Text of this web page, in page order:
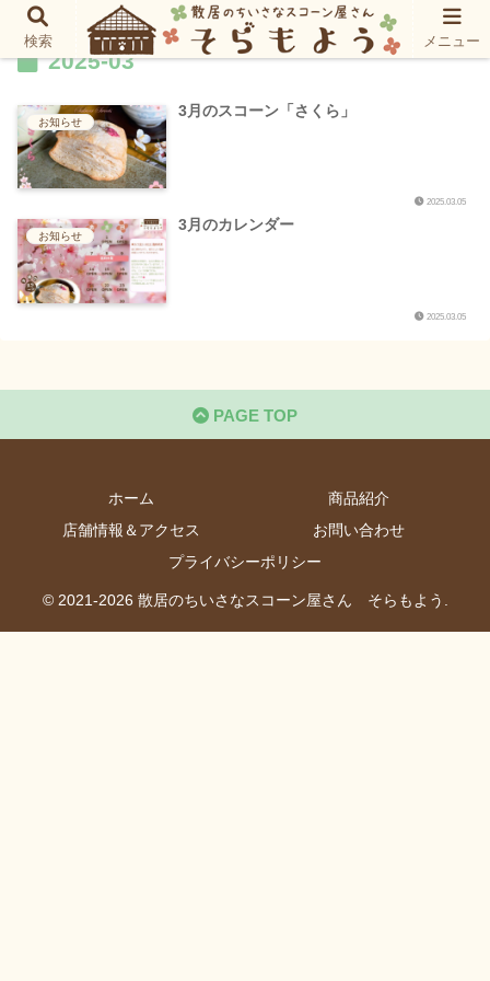
2025-03
お知らせ
3月のスコーン「さくら」
2025.03.05
お知らせ
3月のカレンダー
2025.03.05
PAGE TOP
ホーム
商品紹介
店舗情報＆アクセス
お問い合わせ
プライバシーポリシー
© 2021-2026 散居のちいさなスコーン屋さん そらもよう.
検索 メニュー